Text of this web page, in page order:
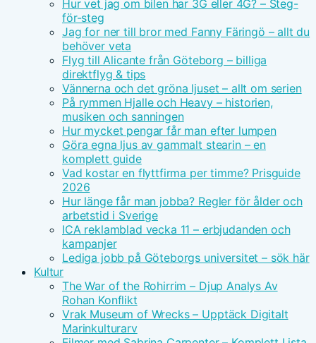
Hur vet jag om bilen har 3G eller 4G? – Steg-
för-steg
Jag for ner till bror med Fanny Färingö – allt du
behöver veta
Flyg till Alicante från Göteborg – billiga
direktflyg & tips
Vännerna och det gröna ljuset – allt om serien
På rymmen Hjalle och Heavy – historien,
musiken och sanningen
Hur mycket pengar får man efter lumpen
Göra egna ljus av gammalt stearin – en
komplett guide
Vad kostar en flyttfirma per timme? Prisguide
2026
Hur länge får man jobba? Regler för ålder och
arbetstid i Sverige
ICA reklamblad vecka 11 – erbjudanden och
kampanjer
Lediga jobb på Göteborgs universitet – sök här
Kultur
The War of the Rohirrim – Djup Analys Av
Rohan Konflikt
Vrak Museum of Wrecks – Upptäck Digitalt
Marinkulturarv